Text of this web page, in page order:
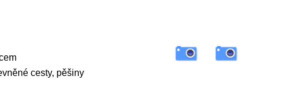
cesty, pěšiny